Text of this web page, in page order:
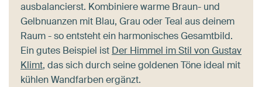
ausbalancierst. Kombiniere warme Braun- und
Gelbnuanzen mit Blau, Grau oder Teal aus deinem
Raum - so entsteht ein harmonisches Gesamtbild.
Ein gutes Beispiel ist Der Himmel im Stil von Gustav
Klimt, das sich durch seine goldenen Töne ideal mit
kühlen Wandfarben ergänzt.